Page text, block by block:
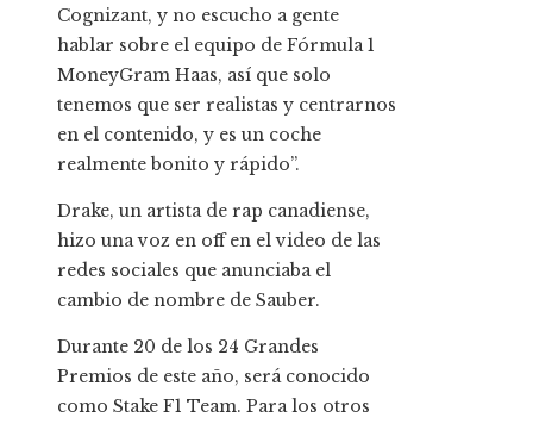
Cognizant, y no escucho a gente
hablar sobre el equipo de Fórmula 1
MoneyGram Haas, así que solo
tenemos que ser realistas y centrarnos
en el contenido, y es un coche
realmente bonito y rápido”.
Drake, un artista de rap canadiense,
hizo una voz en off en el video de las
redes sociales que anunciaba el
cambio de nombre de Sauber.
Durante 20 de los 24 Grandes
Premios de este año, será conocido
como Stake F1 Team. Para los otros